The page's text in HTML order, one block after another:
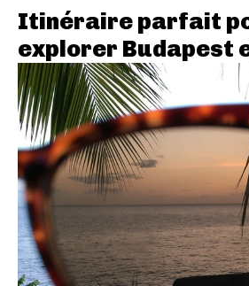
Itinéraire parfait
explorer Budapest